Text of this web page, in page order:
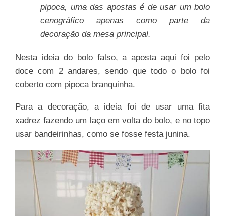
pipoca, uma das apostas é de usar um bolo
cenográfico apenas como parte da
decoração da mesa principal.
Nesta ideia do bolo falso, a aposta aqui foi pelo
doce com 2 andares, sendo que todo o bolo foi
coberto com pipoca branquinha.
Para a decoração, a ideia foi de usar uma fita
xadrez fazendo um laço em volta do bolo, e no topo
usar bandeirinhas, como se fosse festa junina.